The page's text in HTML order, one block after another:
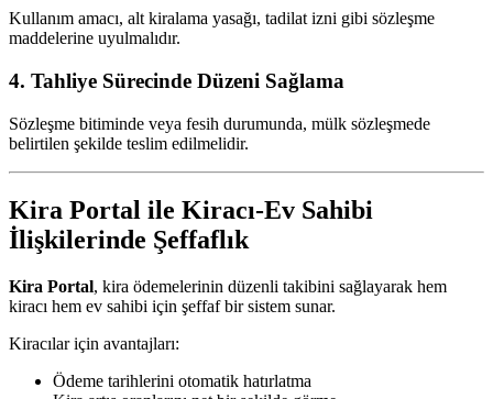
Kullanım amacı, alt kiralama yasağı, tadilat izni gibi sözleşme
maddelerine uyulmalıdır.
4. Tahliye Sürecinde Düzeni Sağlama
Sözleşme bitiminde veya fesih durumunda, mülk sözleşmede
belirtilen şekilde teslim edilmelidir.
Kira Portal ile Kiracı-Ev Sahibi
İlişkilerinde Şeffaflık
Kira Portal, kira ödemelerinin düzenli takibini sağlayarak hem
kiracı hem ev sahibi için şeffaf bir sistem sunar.
Kiracılar için avantajları:
Ödeme tarihlerini otomatik hatırlatma